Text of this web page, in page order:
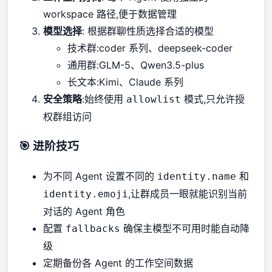
workspace 路径,便于数据管理
模型选择: 根据群聊性质选择合适的模型
技术群:coder 系列、deepseek-coder
通用群:GLM-5、Qwen3.5-plus
长文本:Kimi、Claude 系列
安全策略:始终使用 allowlist 模式,只允许授
权群组访问
🎯 进阶技巧
为不同 Agent 设置不同的 identity.name 和
identity.emoji ,让群成员一眼就能识别当前
对话的 Agent 角色
配置 fallbacks 确保主模型不可用时能自动降
级
定期备份各 Agent 的工作空间数据